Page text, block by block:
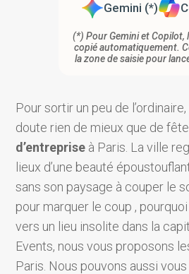
Gemini (*)
(*) Pour Gemini et Copilot,
copié automatiquement.
la zone de saisie pour
Pour sortir un peu de l’ordinaire,
doute rien de mieux que de
d’entreprise à Paris. La ville
lieux d’une beauté
sans son paysage à couper le
pour marquer le coup ,
vers un lieu insolite dans la
Events, nous vous proposons
Paris. Nous pouvons aussi